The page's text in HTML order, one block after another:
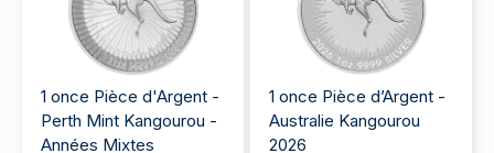
1 once Pièce d'Argent -
Perth Mint Kangourou -
Années Mixtes
1 once Pièce d’Argent -
Australie Kangourou
2026